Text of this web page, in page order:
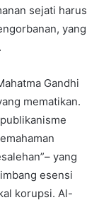
sejati harus
yang
Gandhi
mematikan.
yang
esensi
korupsi. Al-